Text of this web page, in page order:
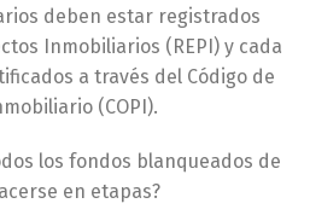
deben estar registrados
Inmobiliarios (REPI) y cada
a través del Código de
(COPI).
los fondos blanqueados de
en etapas?